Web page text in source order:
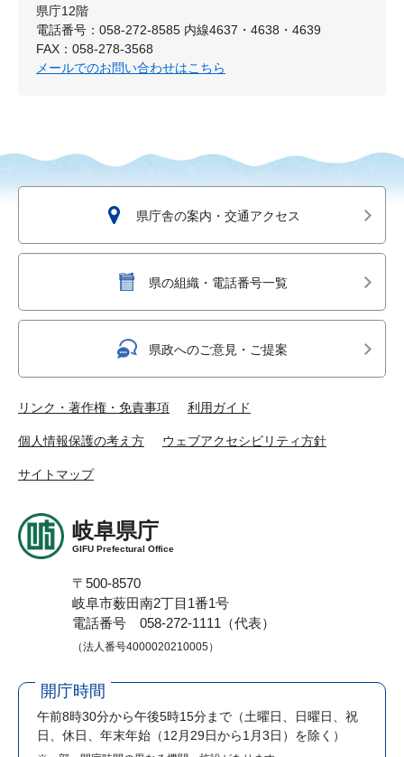
県庁12階
電話番号：058-272-8585 内線4637・4638・4639
FAX：058-278-3568
メールでのお問い合わせはこちら
県庁舎の案内・交通アクセス
県の組織・電話番号一覧
県政へのご意見・ご提案
リンク・著作権・免責事項 利用ガイド
個人情報保護の考え方 ウェブアクセシビリティ方針
サイトマップ
岐阜県庁
GIFU Prefectural Office
〒500-8570
岐阜市薮田南2丁目1番1号
電話番号 058-272-1111（代表）
（法人番号4000020210005）
開庁時間
午前8時30分から午後5時15分まで （土曜日、日曜日、祝
日、休日、年末年始（12月29日から1月3日）を除く）